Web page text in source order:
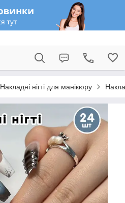
Накладні нігті для манікюру